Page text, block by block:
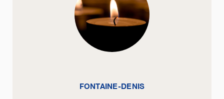
FONTAINE-DENIS